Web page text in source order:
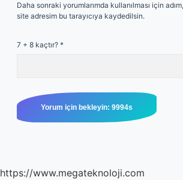
Daha sonraki yorumlarımda kullanılması için
site adresim bu tarayıcıya kaydedilsin.
7 + 8 kaçtır? *
https://www.megateknoloji.com